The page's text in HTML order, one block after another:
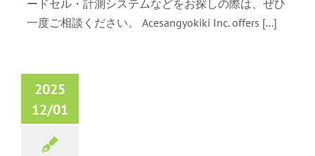
ードセル・計測システムなどをお探しの際は、ぜひ
一度ご相談ください。 Acesangyokiki Inc. offers [...]
2025
12/01